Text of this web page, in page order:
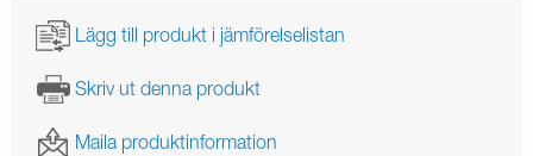
Lägg till produkt i jämförelselistan
Skriv ut denna produkt
Maila produktinformation